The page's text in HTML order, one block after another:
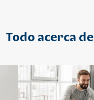
Todo acerca de